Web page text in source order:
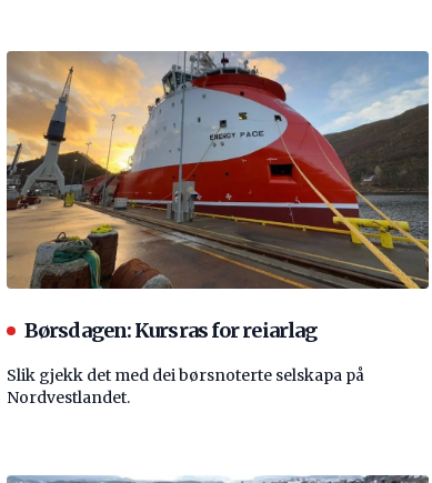
Børsdagen: Kursras for reiarlag
Slik gjekk det med dei børsnoterte selskapa på
Nordvestlandet.